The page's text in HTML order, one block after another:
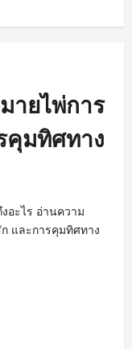
ายไพ่การ
คุมทิศทาง
อะไร อ่านความ
และการคุมทิศทาง